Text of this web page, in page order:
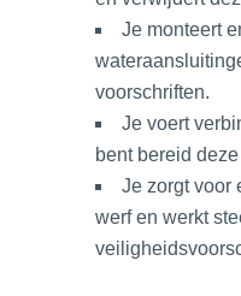
Je monteert
voorschriften.
Je voert
bent bereid
Je zorgt voor
werf en werkt